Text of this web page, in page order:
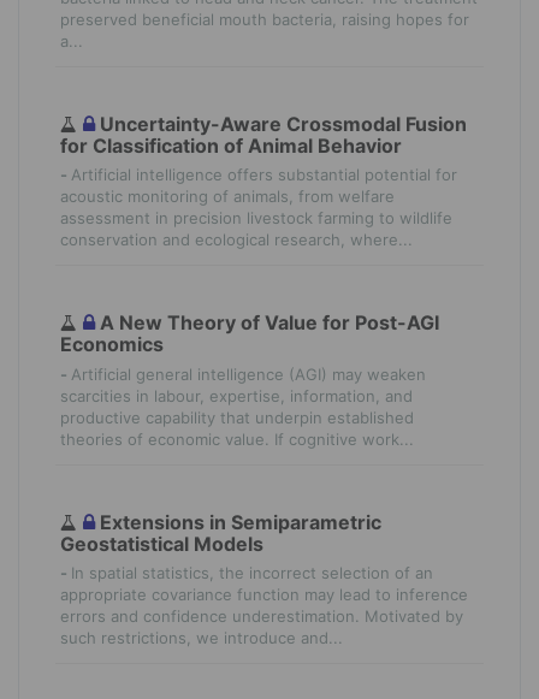
preserved beneficial mouth bacteria, raising hopes for
a...
Uncertainty-Aware Crossmodal Fusion
for Classification of Animal Behavior
- Artificial intelligence offers substantial potential for
acoustic monitoring of animals, from welfare
assessment in precision livestock farming to wildlife
conservation and ecological research, where...
A New Theory of Value for Post-AGI
Economics
- Artificial general intelligence (AGI) may weaken
scarcities in labour, expertise, information, and
productive capability that underpin established
theories of economic value. If cognitive work...
Extensions in Semiparametric
Geostatistical Models
- In spatial statistics, the incorrect selection of an
appropriate covariance function may lead to inference
errors and confidence underestimation. Motivated by
such restrictions, we introduce and...